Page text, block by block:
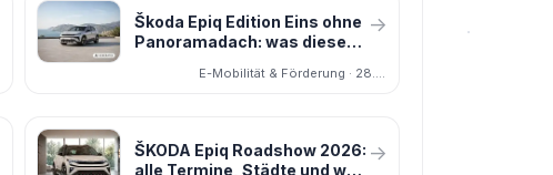
Škoda Epiq Edition Eins ohne
Panoramadach: was diese
2026 für Käufer bedeutet
→
E-Mobilität & Förderung · 28.05.2026
ŠKODA Epiq Roadshow 2026:
alle Termine, Städte und was
→